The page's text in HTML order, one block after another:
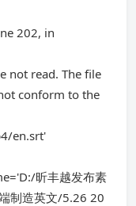
202, in
not read. The file
conform to the
en.srt'
昕丰越发布素
制造英文/5.26 20